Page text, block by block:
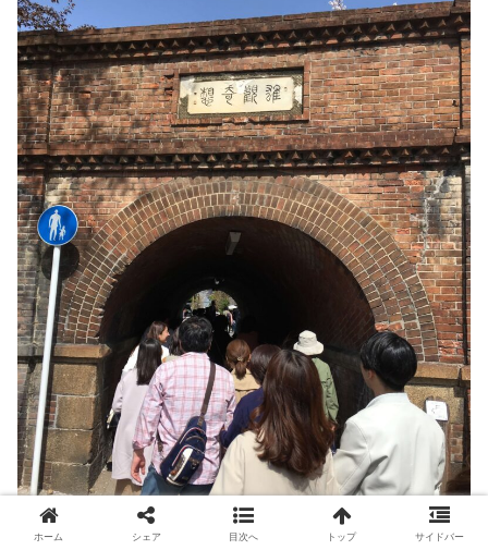
ホーム シェア 目次へ トップ サイドバー